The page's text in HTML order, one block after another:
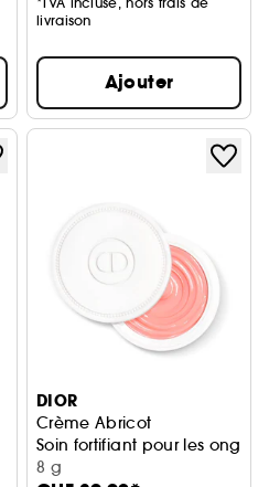
livraison
Ajouter
DIOR
Crème Abricot
Soin fortifiant pour les ongles
8 g